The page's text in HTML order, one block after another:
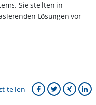
Sie stellten in
Lösungen vor.
teilen